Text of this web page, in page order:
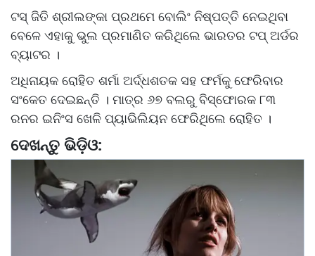
ଟସ୍ ଜିତି ଶ୍ରୀଲଙ୍କା ପ୍ରଥମେ ବୋଲିଂ ନିଷ୍ପତ୍ତି ନେଇଥିବା
ବେଳେ ଏହାକୁ ଭୁଲ ପ୍ରମାଣିତ କରିଥିଲେ ଭାରତର ଟପ୍ ଅର୍ଡର
ବ୍ୟାଟର ।
ଅଧିନାୟକ ରୋହିତ ଶର୍ମା ଅର୍ଦ୍ଧଶତକ ସହ ଫର୍ମକୁ ଫେରିବାର
ସଂକେତ ଦେଇଛନ୍ତି । ମାତ୍ର ୬୭ ବଲରୁ ବିସ୍ଫୋରକ ୮୩
ରନର ଇନିଂସ ଖେଳି ପ୍ୟାଭିଲିୟନ ଫେରିଥିଲେ ରୋହିତ ।
ଦେଖନ୍ତୁ ଭିଡ଼ିଓ: